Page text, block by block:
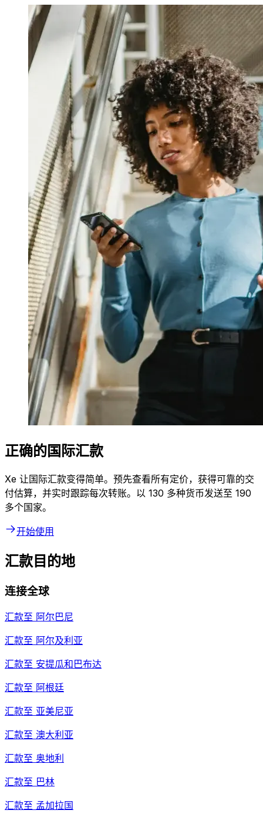
正确的国际汇款
Xe 让国际汇款变得简单。预先查看所有定价，获得可靠的交
付估算，并实时跟踪每次转账。以 130 多种货币发送至 190
多个国家。
开始使用
汇款目的地
连接全球
汇款至 阿尔巴尼
汇款至 阿尔及利亚
汇款至 安提瓜和巴布达
汇款至 阿根廷
汇款至 亚美尼亚
汇款至 澳大利亚
汇款至 奥地利
汇款至 巴林
汇款至 孟加拉国